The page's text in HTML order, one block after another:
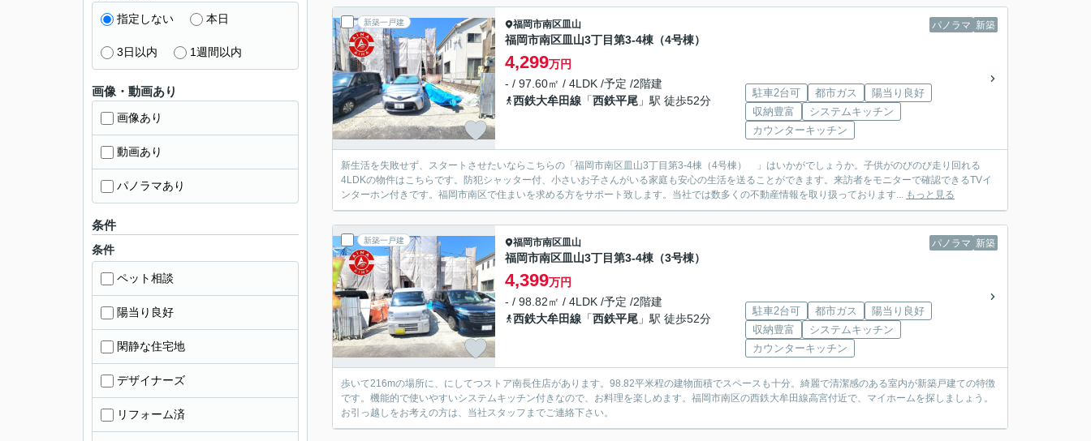
新築一戸建 パノラマ 新築
福岡市南区皿山
福岡市南区皿山3丁目第3-4棟（4号棟）
4,299万円
- / 97.60㎡ / 4LDK /予定 /2階建
西鉄大牟田線 「西鉄平尾 」駅 徒歩52分
駐車2台可 都市ガス
陽当り良好
収納豊富
システムキッチン
カウンターキッチン
新生活を失敗せず、スタートさせたいならこちらの「福岡市南区皿山3丁目第3-4棟（4号棟） 」はいかがでしょうか。子供がのびのび走り回れる
4LDKの物件はこちらです。防犯シャッター付、小さいお子さんがいる家庭も安心の生活を送ることができます。来訪者をモニターで確認できるTVイ
ンターホン付きです。福岡市南区で住まいを求める方をサポート致します。当社では数多くの不動産情報を取り扱っております... もっと見る
新築一戸建 パノラマ 新築
福岡市南区皿山
福岡市南区皿山3丁目第3-4棟（3号棟）
4,399万円
- / 98.82㎡ / 4LDK /予定 /2階建
西鉄大牟田線 「西鉄平尾 」駅 徒歩52分
駐車2台可 都市ガス
陽当り良好
収納豊富
システムキッチン
カウンターキッチン
歩いて216mの場所に、にしてつストア南長住店があります。98.82平米程の建物面積でスペースも十分。綺麗で清潔感のある室内が新築戸建ての特徴
です。機能的で使いやすいシステムキッチン付きなので、お料理を楽しめます。福岡市南区の西鉄大牟田線高宮付近で、マイホームを探しましょう。
お引っ越しをお考えの方は、当社スタッフまでご連絡下さい。
指定しない 本日
3日以内 1週間以内
画像・動画あり
画像あり
動画あり
パノラマあり
条件
条件
ペット相談
陽当り良好
閑静な住宅地
デザイナーズ
リフォーム済